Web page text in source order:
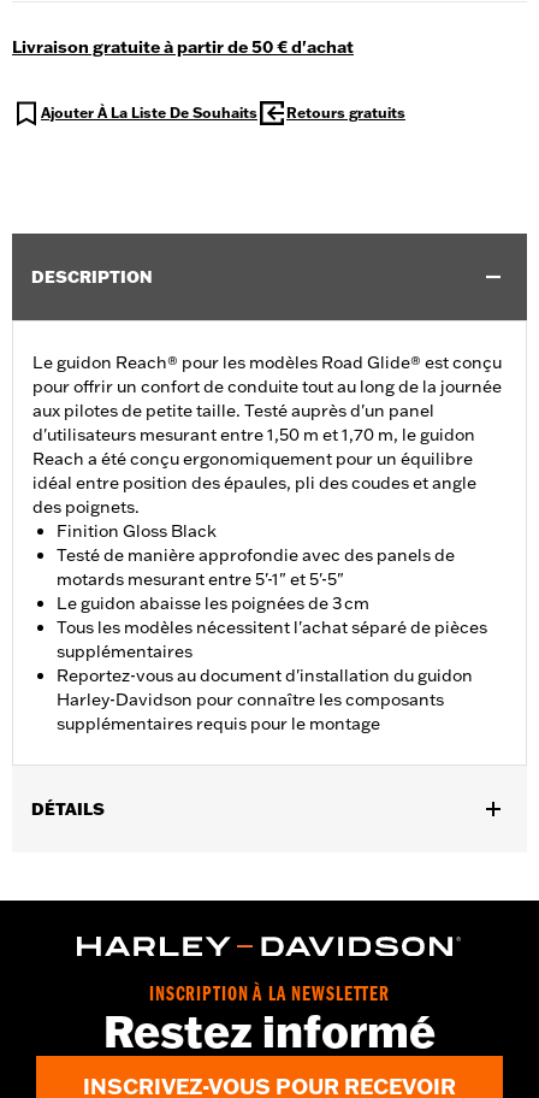
Livraison gratuite à partir de 50 € d'achat
Ajouter À La Liste De Souhaits Retours gratuits
DESCRIPTION
Le guidon Reach® pour les modèles Road Glide® est conçu
pour offrir un confort de conduite tout au long de la journée
aux pilotes de petite taille. Testé auprès d'un panel
d'utilisateurs mesurant entre 1,50 m et 1,70 m, le guidon
Reach a été conçu ergonomiquement pour un équilibre
idéal entre position des épaules, pli des coudes et angle
des poignets.
Finition Gloss Black
Testé de manière approfondie avec des panels de
motards mesurant entre 5'-1" et 5'-5"
Le guidon abaisse les poignées de 3 cm
Tous les modèles nécessitent l'achat séparé de pièces
supplémentaires
Reportez-vous au document d'installation du guidon
Harley-Davidson pour connaître les composants
supplémentaires requis pour le montage
DÉTAILS
Instructions d’installation
Requirements
Largeur de base:11.0
Moletage centre à centre:3.14
7.54
INSCRIPTION À LA NEWSLETTER
Restez informé
INSCRIVEZ-VOUS POUR RECEVOIR